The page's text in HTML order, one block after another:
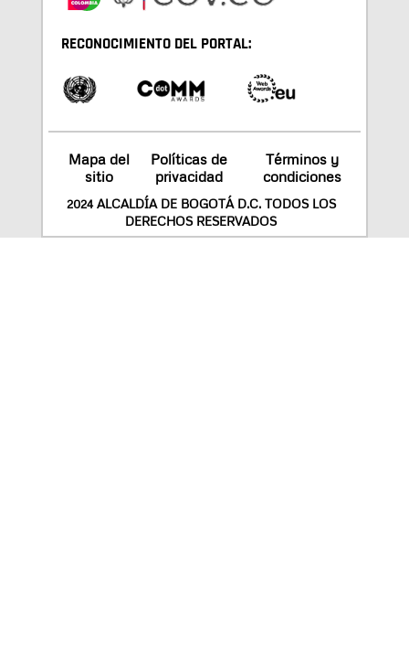
RECONOCIMIENTO DEL PORTAL:
Mapa del
sitio
Políticas de
privacidad
Términos y
condiciones
2024 ALCALDÍA DE BOGOTÁ D.C. TODOS LOS
DERECHOS RESERVADOS